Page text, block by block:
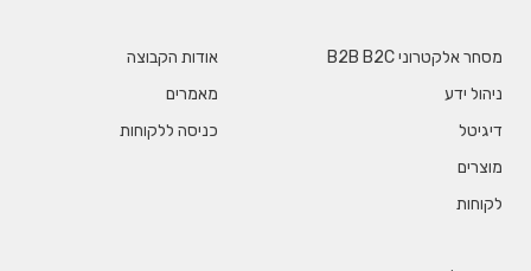
מסחר אלקטרוני B2B B2C
ניהול ידע
דיגיטל
מוצרים
לקוחות
אודות הקבוצה
מאמרים
כניסה ללקוחות